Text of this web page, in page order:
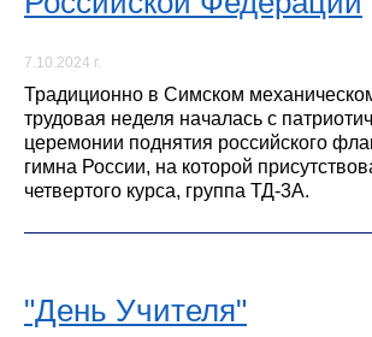
7.10.2024 г.
Традиционно в Симском
трудовая неделя началась с
церемонии поднятия российского
гимна России, на которой
четвертого курса, группа ТД-3А.
"День Учителя"